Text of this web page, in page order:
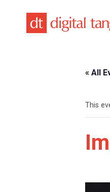
« All
This